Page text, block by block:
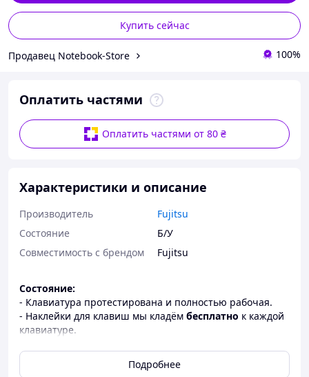
Купить сейчас
Продавец Notebook-Store 100%
Оплатить частями
Оплатить частями от 80 ₴
Характеристики и описание
Производитель
Fujitsu
Состояние
Б/У
Совместимость с брендом
Fujitsu
Состояние:
- Клавиатура протестирована и полностью рабочая.
- Наклейки для клавиш мы кладём бесплатно к каждой
клавиатуре.
услуги составляет
Подробнее